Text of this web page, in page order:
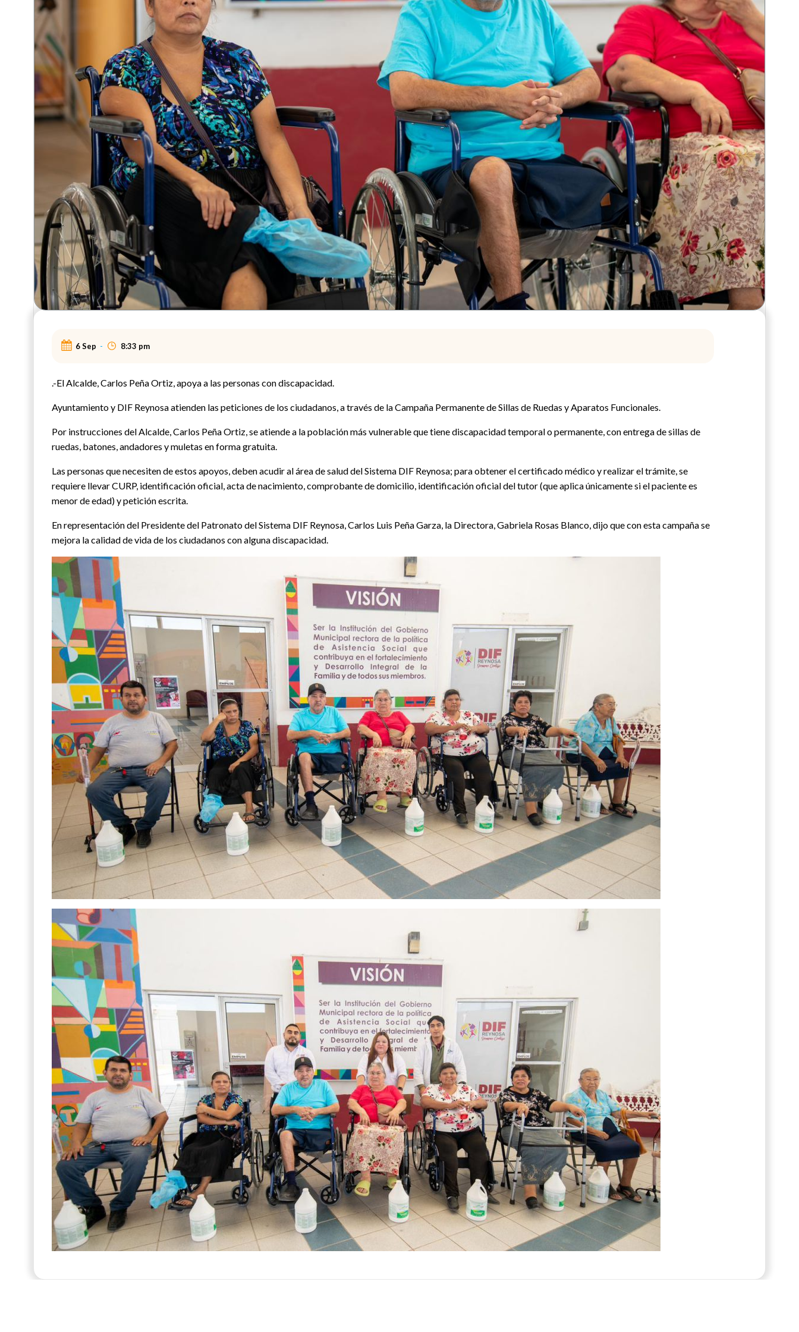
6 Sep - 8:33 pm
.-El Alcalde, Carlos Peña Ortiz, apoya a las personas con discapacidad.
Ayuntamiento y DIF Reynosa atienden las peticiones de los ciudadanos, a través de la Campaña Permanente de Sillas de Ruedas y Aparatos Funcionales.
Por instrucciones del Alcalde, Carlos Peña Ortiz, se atiende a la población más vulnerable que tiene discapacidad temporal o permanente, con entrega de sillas de
ruedas, batones, andadores y muletas en forma gratuita.
Las personas que necesiten de estos apoyos, deben acudir al área de salud del Sistema DIF Reynosa; para obtener el certificado médico y realizar el trámite, se
requiere llevar CURP, identificación oficial, acta de nacimiento, comprobante de domicilio, identificación oficial del tutor (que aplica únicamente si el paciente es
menor de edad) y petición escrita.
En representación del Presidente del Patronato del Sistema DIF Reynosa, Carlos Luis Peña Garza, la Directora, Gabriela Rosas Blanco, dijo que con esta campaña se
mejora la calidad de vida de los ciudadanos con alguna discapacidad.